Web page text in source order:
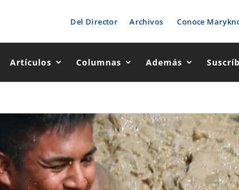
Del Director Archivos Conoce
Artículos Columnas Además